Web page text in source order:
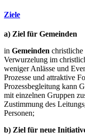
Ziele
a) Ziel für Gemeinden
in Gemeinden christliche
Verwurzelung im
weniger Anlässe und
Prozesse und attraktive
Prozessbegleitung kann
mit einzelnen Gruppen
Zustimmung des
Personen;
b) Ziel für neue